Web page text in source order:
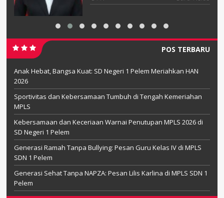
POS TERBARU
Anak Hebat, Bangsa Kuat: SD Negeri 1 Pelem Meriahkan HAN
2026
Sportivitas dan Kebersamaan Tumbuh di Tengah Kemeriahan
MPLS
Kebersamaan dan Keceriaan Warnai Penutupan MPLS 2026 di
SD Negeri 1 Pelem
Generasi Ramah Tanpa Bullying: Pesan Guru Kelas IV di MPLS
SDN 1 Pelem
Generasi Sehat Tanpa NAPZA: Pesan Lilis Karlina di MPLS SDN 1
Pelem